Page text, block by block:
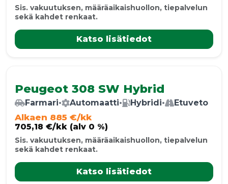
Sis. vakuutuksen, määräaikaishuollon, tiepalvelun
sekä kahdet renkaat.
Katso lisätiedot
Peugeot 308 SW Hybrid
Farmari• Automaatti• Hybridi• Etuveto
Alkaen 885 €/kk
705,18 €/kk (alv 0 %)
Sis. vakuutuksen, määräaikaishuollon, tiepalvelun
sekä kahdet renkaat.
Katso lisätiedot